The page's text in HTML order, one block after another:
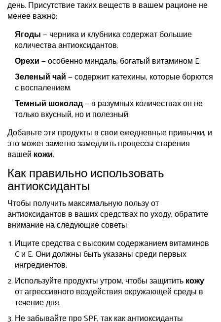
день. Присутствие таких веществ в вашем рационе не
менее важно:
Ягоды— черника и клубника содержат большие
количества антиоксидантов.
Орехи— особенно миндаль, богатый витамином E.
Зеленый чай— содержит катехины, которые борются
с воспалением.
Темный шоколад— в разумных количествах он не
только вкусный, но и полезный.
Добавьте эти продукты в свои ежедневные привычки, и
это может заметно замедлить процессы старения
вашей кожи.
Как правильно использовать
антиоксиданты
Чтобы получить максимальную пользу от
антиоксидантов в ваших средствах по уходу, обратите
внимание на следующие советы:
Ищите средства с высоким содержанием витаминов
C и E. Они должны быть указаны среди первых
ингредиентов.
Используйте продукты утром, чтобы защититькожу
от агрессивного воздействия окружающей среды в
течение дня.
Не забывайте про SPF, так как антиоксиданты